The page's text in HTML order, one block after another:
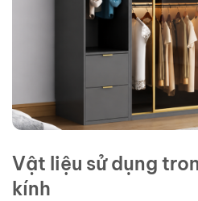
Vật liệu sử dụng
kính